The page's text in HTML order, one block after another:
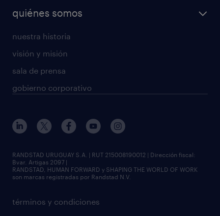
quiénes somos
nuestra historia
visión y misión
sala de prensa
gobierno corporativo
términos y condiciones
RANDSTAD URUGUAY S.A. | RUT 215008190012 | Dirección fiscal:
Bvar. Artigas 2097 |
RANDSTAD, HUMAN FORWARD y SHAPING THE WORLD OF WORK
son marcas registradas por Randstad N.V.